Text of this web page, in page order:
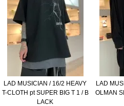
LAD MUSICIAN / 16/2 HEAVY
T-CLOTH pt SUPER BIG T 1 / B
LACK
LAD
OLMAN